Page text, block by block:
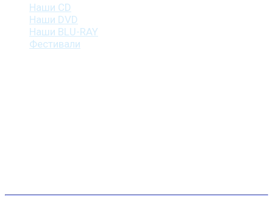
Наши CD
Наши DVD
Наши BLU-RAY
Фестивали